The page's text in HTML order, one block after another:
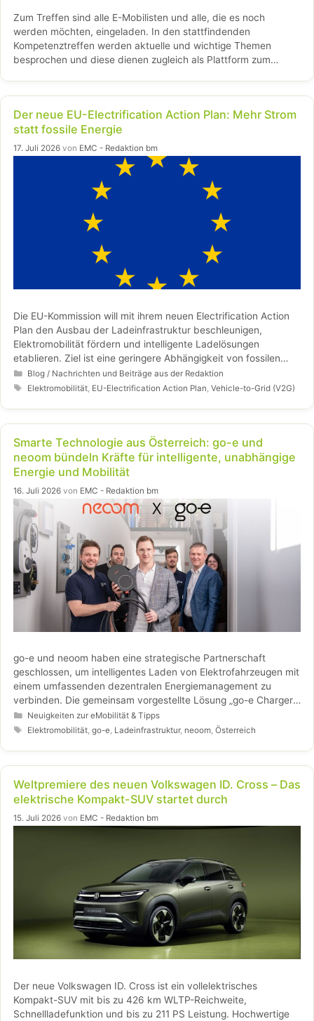
Zum Treffen sind alle E-Mobilisten und alle, die es noch
werden möchten, eingeladen. In den stattfindenden
Kompetenztreffen werden aktuelle und wichtige Themen
besprochen und diese dienen zugleich als Plattform zum
Der neue EU-Electrification Action Plan: Mehr Strom
statt fossile Energie
17. Juli 2026 von EMC - Redaktion bm
Die EU-Kommission will mit ihrem neuen Electrification Action
Plan den Ausbau der Ladeinfrastruktur beschleunigen,
Elektromobilität fördern und intelligente Ladelösungen
etablieren. Ziel ist eine geringere Abhängigkeit von fossilen
Energieträgern sowie mehr Energiesicherheit und
Wettbewerbsfähigkeit. Österreich profitiert dabei von neuen
Kategorien
Blog / Nachrichten und Beiträge aus der Redaktion
Schlagwörter
Elektromobilität, EU-Electrification Action Plan,Vehicle-to-Grid (V2G)
Smarte Technologie aus Österreich: go-e und
neoom bündeln Kräfte für intelligente, unabhängige
Energie und Mobilität
16. Juli 2026 von EMC - Redaktion bm
go-e und neoom haben eine strategische Partnerschaft
geschlossen, um intelligentes Laden von Elektrofahrzeugen mit
einem umfassenden dezentralen Energiemanagement zu
verbinden. Die gemeinsam vorgestellte Lösung „go-e Charger
PRO, neoom Edition“ vernetzt PV-Anlagen, Batteriespeicher,
variable Stromtarife und Ladeinfrastruktur zu einem
Kategorien
Neuigkeiten zur eMobilität & Tipps
Schlagwörter
Elektromobilität,go-e, Ladeinfrastruktur, neoom,Österreich
Weltpremiere des neuen Volkswagen ID. Cross – Das
elektrische Kompakt-SUV startet durch
15. Juli 2026 von EMC - Redaktion bm
Der neue Volkswagen ID. Cross ist ein vollelektrisches
Kompakt-SUV mit bis zu 426 km WLTP-Reichweite,
Schnellladefunktion und bis zu 211 PS Leistung. Hochwertige